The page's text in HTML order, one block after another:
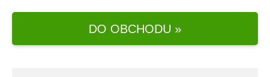
DO OBCHODU »